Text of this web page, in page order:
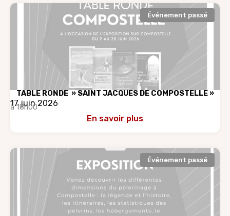
Événement passé
TABLE RONDE » SAINT JACQUES DE COMPOSTELLE »
17 juin 2026
à 18h00
En savoir plus
Événement passé